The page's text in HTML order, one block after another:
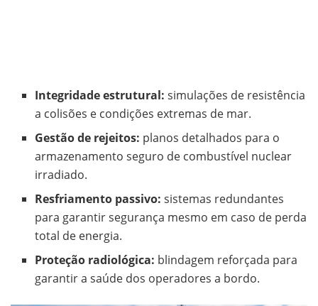
Integridade estrutural: simulações de resistência
a colisões e condições extremas de mar.
Gestão de rejeitos: planos detalhados para o
armazenamento seguro de combustível nuclear
irradiado.
Resfriamento passivo: sistemas redundantes
para garantir segurança mesmo em caso de perda
total de energia.
Proteção radiológica: blindagem reforçada para
garantir a saúde dos operadores a bordo.